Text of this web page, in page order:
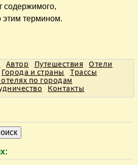
содержимого,
этим термином.
Автор Путешествия
Отели
Города и страны Трассы
по городам
Контакты